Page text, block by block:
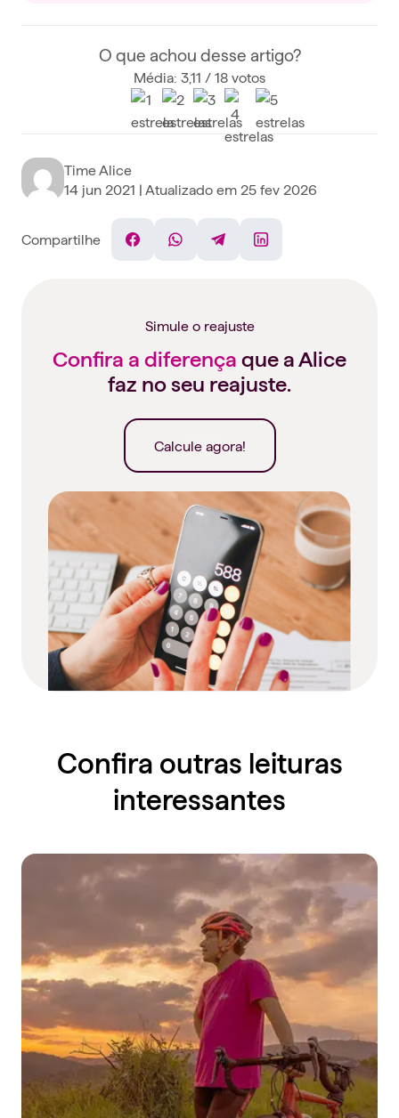
O que achou desse artigo?
Média: 3,11 / 18 votos
Time Alice
14 jun 2021 | Atualizado em 25 fev 2026
Compartilhe
FacebookWhatsAppTelegramLinkedin
Simule o reajuste
Confira a diferença que a Alice
faz no seu reajuste.
Calcule agora!
Confira outras leituras
interessantes